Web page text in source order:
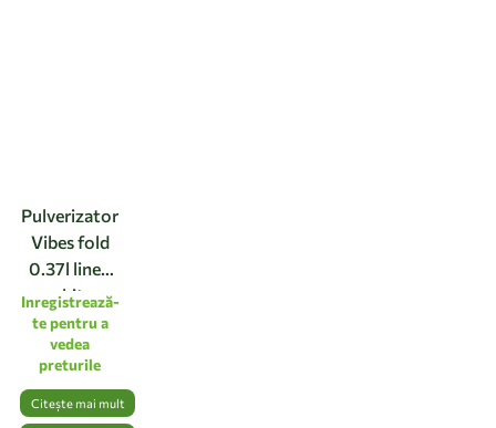
Pulverizator
Vibes fold
0.37l linen
white
Inregistrează-
te pentru a
vedea
preturile
Citește mai mult